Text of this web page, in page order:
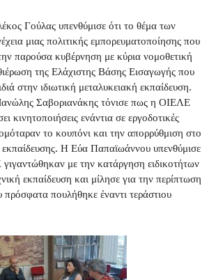
Γούλας υπενθύμισε ότι το θέμα των
μιας πολιτικής εμπορευματοποίησης που
παρούσα κυβέρνηση με κύρια νομοθετική
της Ελάχιστης Βάσης Εισαγωγής που
στην ιδιωτική μεταλυκειακή εκπαίδευση.
Σαβοριανάκης τόνισε πως η ΟΙΕΛΕ
κινητοποιήσεις ενάντια σε εργοδοτικές
το κουπόνι και την απορρύθμιση στο
εκπαίδευσης. Η Εύα Παπαϊωάννου υπενθύμισε
γιγαντώθηκαν με την κατάργηση ειδικοτήτων
εκπαίδευση και μίλησε για την περίπτωση
πουλήθηκε έναντι τεράστιου